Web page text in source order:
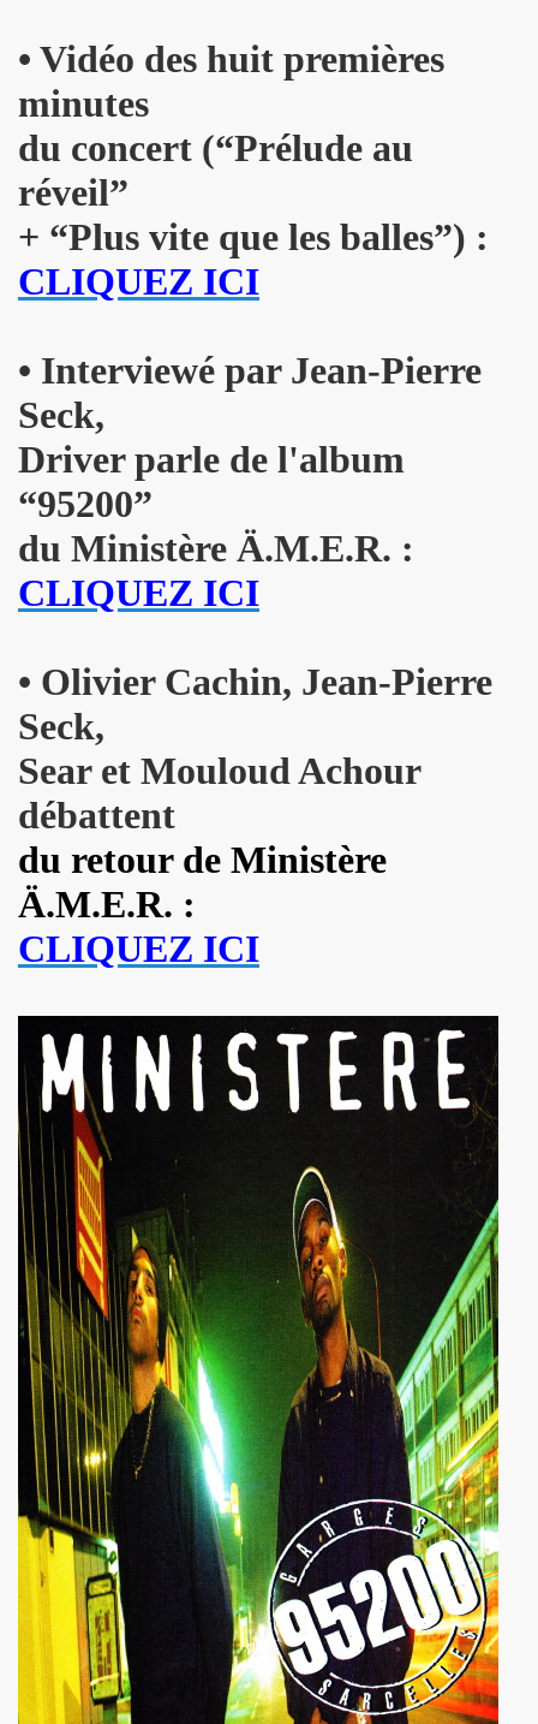
• Vidéo des huit premières
minutes
du concert (“Prélude au
réveil”
+ “Plus vite que les balles”) :
CLIQUEZ ICI
• Interviewé par Jean-Pierre
Seck,
Driver parle de l'album
“95200”
du Ministère Ä.M.E.R. :
CLIQUEZ ICI
• Olivier Cachin, Jean-Pierre
Seck,
Sear et Mouloud Achour
débattent
du retour de Ministère
Ä.M.E.R. :
CLIQUEZ ICI
avec seance de dedicaces de MARLON
THOURY en power rock n roll trio le 4 octobre 2024 a
conference de PATRICK "Ki-ox" CARDE (guitariste
"AJASPHERE vol. II" le 6 septembre 2024 a la
belle") et LEONARD LASRY ("Le grand danger de
Z. KAN : chronique par PATRICK EUDELINE dans
Jean Nakache, Jerome Lambert, Patrice Brochery et
de la raya" (2024) : chronique detaillee.
en 1996 de l album "MARIE FRANCE" (paru en 1997)
par la journaliste ALIAS dans "Presto".
du "Aseptise Tour") + IZAE, le 6 juin 2024 au Casino
le 9 mars 2024 a la Boule noire (Paris) : compte
expo "Douce France, des musiques de l'exil aux
mort)" le 17 mars 2024 au New Morning +
DANGER DE SE PLAIRE" le 26 mars 2024 a la
Paris (Liege) : dossier de presentation.
(2023) : chronique detaillee de ses dix albums studio et
AMORES : chronique detaillee.
ET PAUL SIMONON), concert et album "CAN WE DO
EP quatre titres (2023) : chronique detaillee.
THOURY en power rock n roll trio, premiers concerts
trio improvise le 6 janvier 2024 a Rock Paradise) :
"AJASPHERE" le 7 septembre 2023 a la Chapelle
dedicaces pour son livre "On connaît ma chanson" le
(de LA SOURIS DEGLINGUEE) le 15 decembre 2023 au
(concert "A plein cœur") jouent JOHNNY
dans "TRIBU MOVE" numero 275 (novembre 2023).
le 26 aout 2023 a Luzarches (95) et le 16
2023 par la troupe SAYNETE ET SANS BAVURE au